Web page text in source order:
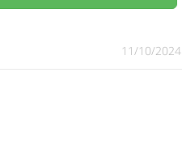
11/10/2024